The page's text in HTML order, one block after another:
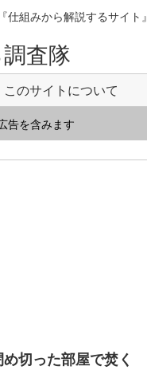
組みから解説するサイト』
査隊
このサイトについて
告を含みます
切った部屋で焚く